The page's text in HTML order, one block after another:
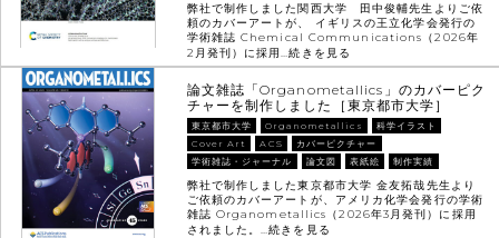
弊社で制作しました関西大学 田中俊輔先生よりご依
頼のカバーアートが、 イギリスの王立化学会発行の
学術雑誌 Chemical Communications（2026年
2月発刊）に採用…続きを見る
論文雑誌「Organometallics」のカバーピク
チャーを制作しました［東京都市大学］
東京都市大学 Organometallics
科学イラスト
Cover Art
ACS
カバーピクチャー
学術雑誌・ジャーナル
論文図 表紙絵 制作実績
弊社で制作しました東京都市大学 金友拓哉先生より
ご依頼のカバーアートが、アメリカ化学会発行の学術
雑誌 Organometallics（2026年3月発刊）に採用
されました。…続きを見る